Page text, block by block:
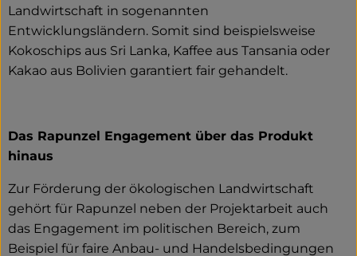
Landwirtschaft in sogenannten
Entwicklungsländern. Somit sind beispielsweise
Kokoschips aus Sri Lanka, Kaffee aus Tansania oder
Kakao aus Bolivien garantiert fair gehandelt.
Das Rapunzel Engagement über das Produkt
hinaus
Zur Förderung der ökologischen Landwirtschaft
gehört für Rapunzel neben der Projektarbeit auch
das Engagement im politischen Bereich, zum
Beispiel für faire Anbau- und Handelsbedingungen